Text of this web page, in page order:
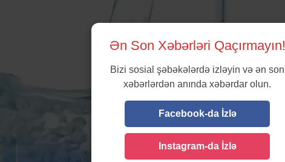
Ən Son Xəbərləri Qaçırmayın!
Bizi sosial şəbəkələrdə izləyin və ən son
xəbərlərdən anında xəbərdar olun.
Facebook-da İzlə
Instagram-da İzlə